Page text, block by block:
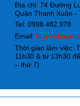
Địa chỉ: 74 Đường
Quận Thanh Xuân -
Tel: 0988.482.978
Email:
Thời gian làm việc:
11h30 & từ 13h30
– thứ 7)